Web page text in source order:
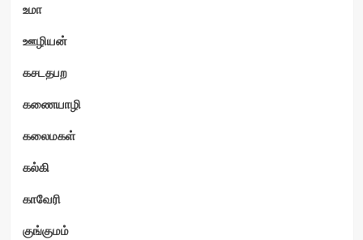
உமா
ஊழியன்
கசடதபற
கணையாழி
கலைமகள்
கல்கி
காவேரி
குங்குமம்